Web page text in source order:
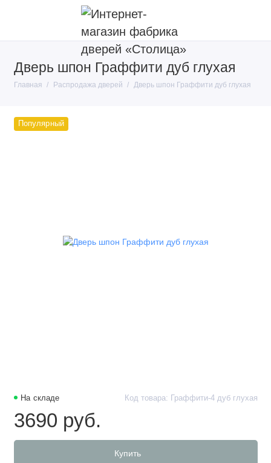
Дверь шпон Граффити дуб глухая
Главная Распродажа дверей Дверь шпон Граффити дуб глухая
Популярный
На складе Код товара: Граффити-4 дуб глухая
3690 руб.
Купить